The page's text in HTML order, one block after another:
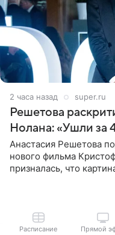
2 часа назад super.ru
Решетова
Нолана: «Ушли за
Анастасия Решетова
нового фильма
призналась, что
Расписание Прямой